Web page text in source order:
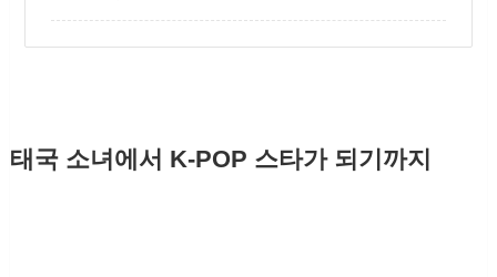
태국 소녀에서 K-POP 스타가 되기까지